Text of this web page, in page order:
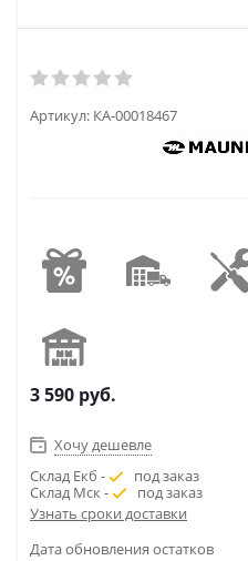
Артикул: КА-00018467
3 590 руб.
Хочу дешевле
Склад Екб -
под заказ
Склад Мск -
под заказ
Узнать сроки доставки
Дата обновления остатков